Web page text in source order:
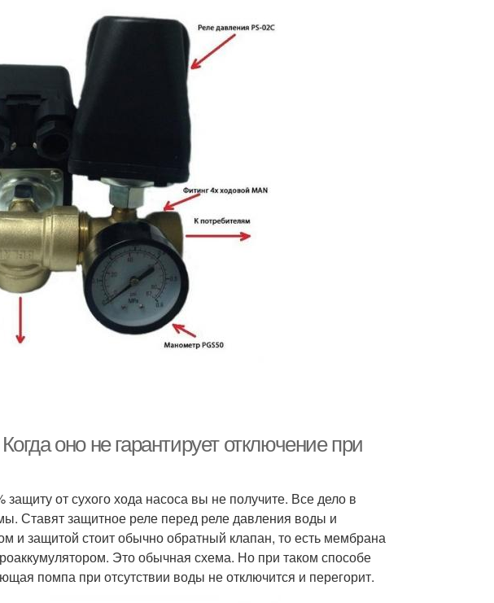
оно не гарантирует отключение при
от сухого хода насоса вы не получите. Все дело в
Ставят защитное реле перед реле давления воды и
и защитой стоит обычно обратный клапан, то есть мембрана
Это обычная схема. Но при таком способе
помпа при отсутствии воды не отключится и перегорит.